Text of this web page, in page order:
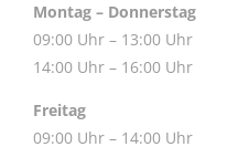
Montag – Donnerstag
09:00 Uhr – 13:00 Uhr
14:00 Uhr – 16:00 Uhr
Freitag
09:00 Uhr – 14:00 Uhr